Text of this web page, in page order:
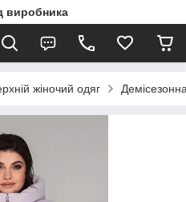
виробника
жіночий одяг